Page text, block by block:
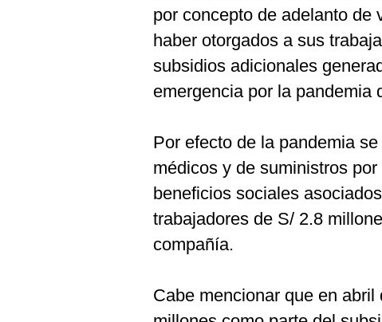
por concepto de adelanto de
haber otorgados a sus
subsidios adicionales
emergencia por la pandemia
Por efecto de la pandemia
médicos y de suministros
beneficios sociales
trabajadores de S/ 2.8
compañía.
Cabe mencionar que en